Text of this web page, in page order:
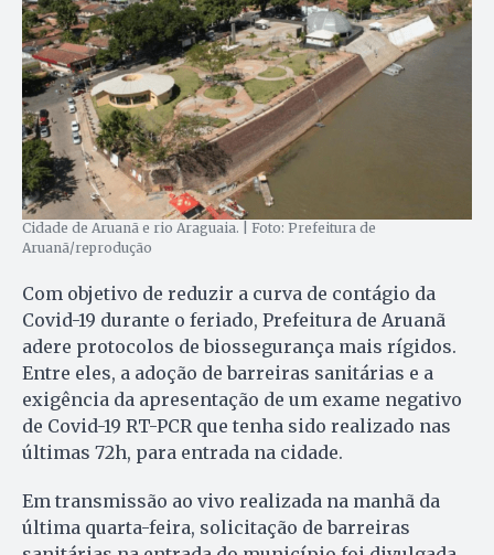
Cidade de Aruanã e rio Araguaia. | Foto: Prefeitura de
Aruanã/reprodução
Com objetivo de reduzir a curva de contágio da
Covid-19 durante o feriado, Prefeitura de Aruanã
adere protocolos de biossegurança mais rígidos.
Entre eles, a adoção de barreiras sanitárias e a
exigência da apresentação de um exame negativo
de Covid-19 RT-PCR que tenha sido realizado nas
últimas 72h, para entrada na cidade.
Em transmissão ao vivo realizada na manhã da
última quarta-feira, solicitação de barreiras